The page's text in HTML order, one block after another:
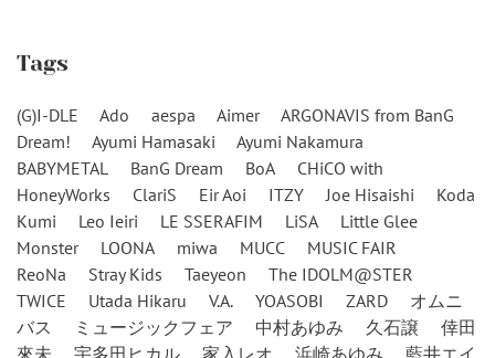
Tags
(G)I-DLE Ado aespa Aimer
ARGONAVIS from BanG
Dream!
Ayumi Hamasaki
Ayumi Nakamura
BABYMETAL
BanG Dream BoA
CHiCO with
HoneyWorks
ClariS Eir Aoi ITZY Joe Hisaishi
Koda
Kumi
Leo Ieiri LE SSERAFIM LiSA
Little Glee
Monster
LOONA miwa MUCC
MUSIC FAIR
ReoNa
Stray Kids Taeyeon
The IDOLM@STER
TWICE
Utada Hikaru V.A. YOASOBI ZARD
オムニ
バス
ミュージックフェア 中村あゆみ 久石譲
倖田
來未
宇多田ヒカル 家入レオ 浜崎あゆみ
藍井エイ